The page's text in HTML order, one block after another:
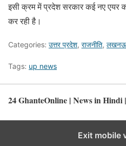
इसी क्रम में प्रदेश सरकार कई नए एयर
कर रही है।
Categories: उत्तर प्रदेश, राजनीति, लखनऊ
Tags: up news
24 GhanteOnline | News in Hindi |
Exit mobile